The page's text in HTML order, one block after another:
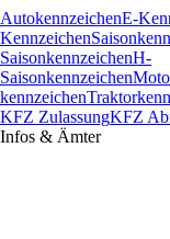
AutokennzeichenE-
Kennzeichen
SaisonkennzeichenH-
Saisonkennzeichen
kennzeichen
KFZ ZulassungKFZ
Infos & Ämter